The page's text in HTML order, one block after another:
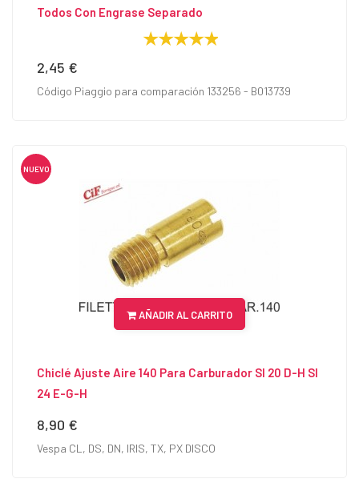
Todos Con Engrase Separado
Precio
2,45 €
Código Piaggio para comparación 133256 - B013739
NUEVO
AÑADIR AL CARRITO
Chiclé Ajuste Aire 140 Para Carburador SI 20 D-H SI
24 E-G-H
Precio
8,90 €
Vespa CL, DS, DN, IRIS, TX, PX DISCO